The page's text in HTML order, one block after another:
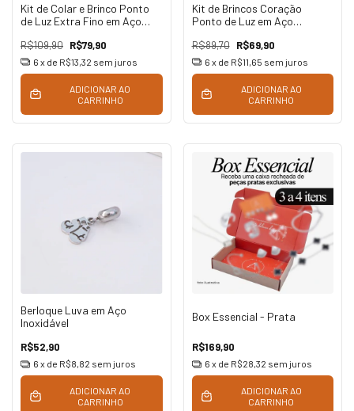
Kit de Colar e Brinco Ponto
de Luz Extra Fino em Aço
R$109,90 R$79,90
6 x de R$13,32 sem juros
ADICIONAR AO
CARRINHO
Kit de Brincos Coração
Ponto de Luz em Aço
R$89,70 R$69,90
6 x de R$11,65 sem juros
ADICIONAR AO
CARRINHO
Berloque Luva em Aço
Inoxidável
R$52,90
6 x de R$8,82 sem juros
ADICIONAR AO
CARRINHO
Box Essencial - Prata
R$169,90
6 x de R$28,32 sem juros
ADICIONAR AO
CARRINHO